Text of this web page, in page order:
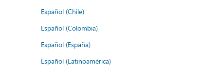
Español (Chile)
Español (Colombia)
Español (España)
Español (Latinoamérica)